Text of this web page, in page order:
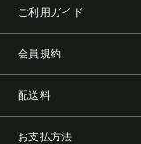
ご利用ガイド
会員規約
配送料
お支払方法